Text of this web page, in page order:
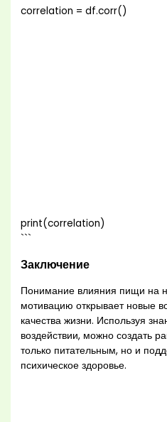
correlation = df.corr()
print(correlation)
```
Заключение
Понимание влияния пищи на
мотивацию открывает новые
качества жизни. Используя
воздействии, можно создать
только питательным, но и
психическое здоровье.